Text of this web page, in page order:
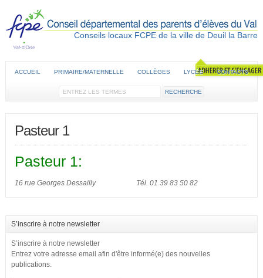
Conseils locaux FCPE de la ville de Deuil la Barre
ACCUEIL PRIMAIRE/MATERNELLE COLLÈGES LYCÉE CONTACTS
Pasteur 1
Pasteur 1:
16 rue Georges Dessailly Tél. 01 39 83 50 82
S’inscrire à notre newsletter
S’inscrire à notre newsletter
Entrez votre adresse email afin d'être informé(e) des nouvelles
publications.